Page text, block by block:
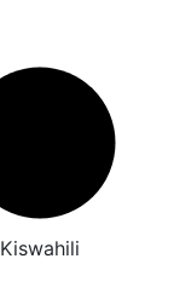
Kiswahili